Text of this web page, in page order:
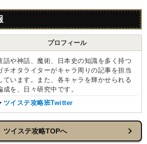
プロフィール
話や神話、魔術、日本史の知識を多く持つ
チオタライターがキャラ周りの記事を担当
ています。また、各キャラを輝かせられる
成を、日々研究中です。
ツイステ攻略班Twitter
ツイステ攻略TOPへ